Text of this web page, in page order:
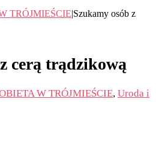
TRÓJMIEŚCIE|Szukamy osób z
cerą trądzikową
W TRÓJMIEŚCIE, Uroda i